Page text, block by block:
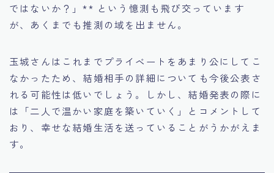
ではないか？」** という憶測も飛び交っています
が、あくまでも推測の域を出ません。
玉城さんはこれまでプライベートをあまり公にしてこ
なかったため、結婚相手の詳細についても今後公表さ
れる可能性は低いでしょう。しかし、結婚発表の際に
は「二人で温かい家庭を築いていく」とコメントして
おり、幸せな結婚生活を送っていることがうかがえま
す。